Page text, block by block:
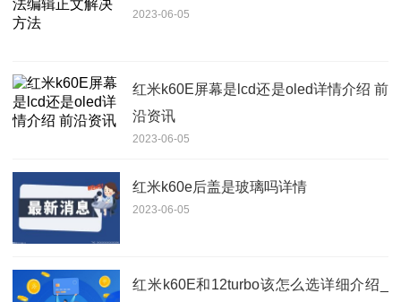
2023-06-05
红米k60E屏幕是lcd还是oled详情介绍 前
沿资讯
2023-06-05
红米k60e后盖是玻璃吗详情
2023-06-05
红米k60E和12turbo该怎么选详细介绍_